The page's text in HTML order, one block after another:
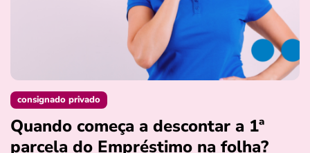
consignado privado
Quando começa a descontar a 1ª
parcela do Empréstimo na folha?